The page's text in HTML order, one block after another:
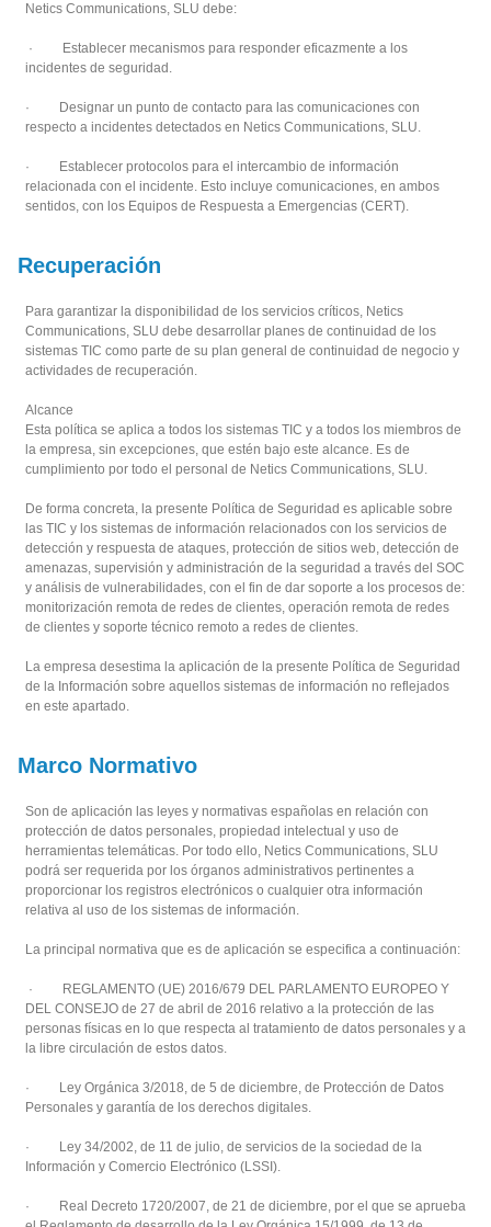
Netics Communications, SLU debe:
· Establecer mecanismos para responder eficazmente a los
incidentes de seguridad.
· Designar un punto de contacto para las comunicaciones con
respecto a incidentes detectados en Netics Communications, SLU.
· Establecer protocolos para el intercambio de información
relacionada con el incidente. Esto incluye comunicaciones, en ambos
sentidos, con los Equipos de Respuesta a Emergencias (CERT).
Recuperación
Para garantizar la disponibilidad de los servicios críticos, Netics
Communications, SLU debe desarrollar planes de continuidad de los
sistemas TIC como parte de su plan general de continuidad de negocio y
actividades de recuperación.
Alcance
Esta política se aplica a todos los sistemas TIC y a todos los miembros de
la empresa, sin excepciones, que estén bajo este alcance. Es de
cumplimiento por todo el personal de Netics Communications, SLU.
De forma concreta, la presente Política de Seguridad es aplicable sobre
las TIC y los sistemas de información relacionados con los servicios de
detección y respuesta de ataques, protección de sitios web, detección de
amenazas, supervisión y administración de la seguridad a través del SOC
y análisis de vulnerabilidades, con el fin de dar soporte a los procesos de:
monitorización remota de redes de clientes, operación remota de redes
de clientes y soporte técnico remoto a redes de clientes.
La empresa desestima la aplicación de la presente Política de Seguridad
de la Información sobre aquellos sistemas de información no reflejados
en este apartado.
Marco Normativo
Son de aplicación las leyes y normativas españolas en relación con
protección de datos personales, propiedad intelectual y uso de
herramientas telemáticas. Por todo ello, Netics Communications, SLU
podrá ser requerida por los órganos administrativos pertinentes a
proporcionar los registros electrónicos o cualquier otra información
relativa al uso de los sistemas de información.
La principal normativa que es de aplicación se especifica a continuación:
· REGLAMENTO (UE) 2016/679 DEL PARLAMENTO EUROPEO Y
DEL CONSEJO de 27 de abril de 2016 relativo a la protección de las
personas físicas en lo que respecta al tratamiento de datos personales y a
la libre circulación de estos datos.
· Ley Orgánica 3/2018, de 5 de diciembre, de Protección de Datos
Personales y garantía de los derechos digitales.
· Ley 34/2002, de 11 de julio, de servicios de la sociedad de la
Información y Comercio Electrónico (LSSI).
· Real Decreto 1720/2007, de 21 de diciembre, por el que se aprueba